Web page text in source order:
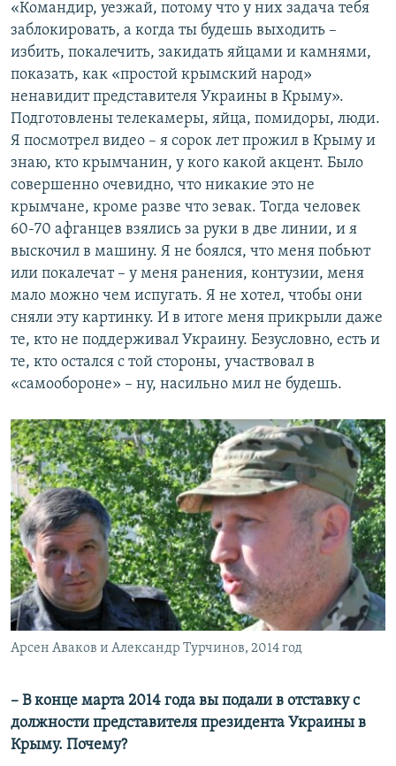
«Командир, уезжай, потому что у них задача тебя
заблокировать, а когда ты будешь выходить –
избить, покалечить, закидать яйцами и камнями,
показать, как «простой крымский народ»
ненавидит представителя Украины в Крыму».
Подготовлены телекамеры, яйца, помидоры, люди.
Я посмотрел видео – я сорок лет прожил в Крыму и
знаю, кто крымчанин, у кого какой акцент. Было
совершенно очевидно, что никакие это не
крымчане, кроме разве что зевак. Тогда человек
60-70 афганцев взялись за руки в две линии, и я
выскочил в машину. Я не боялся, что меня побьют
или покалечат – у меня ранения, контузии, меня
мало можно чем испугать. Я не хотел, чтобы они
сняли эту картинку. И в итоге меня прикрыли даже
те, кто не поддерживал Украину. Безусловно, есть и
те, кто остался с той стороны, участвовал в
«самообороне» – ну, насильно мил не будешь.
Арсен Аваков и Александр Турчинов, 2014 год
– В конце марта 2014 года вы подали в отставку с
должности представителя президента Украины в
Крыму. Почему?